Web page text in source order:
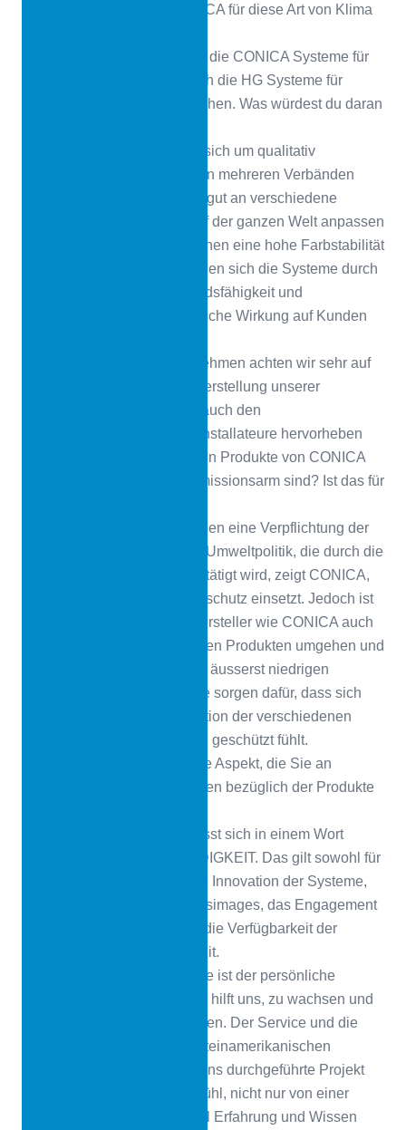
dass die Produkte von CONICA für diese Art von Klima
Sie kennen sowohl die CONICA Systeme für
Leichtathletikbahnen als auch die HG Systeme für
Hallen und Multifunktionsflächen. Was würdest du daran
Es handelt sich um qualitativ
hochwertige Systeme, die von mehreren Verbänden
zertifiziert sind, die sich sehr gut an verschiedene
klimatische Bedingungen auf der ganzen Welt anpassen
und die in extremen Klimazonen eine hohe Farbstabilität
aufweisen. Außerdem zeichnen sich die Systeme durch
ihre mechanische Widerstandsfähigkeit und
Langlebigkeit sowie die optische Wirkung auf Kunden
In unserem Unternehmen achten wir sehr auf
den Umweltaspekt bei der Herstellung unserer
Produkte, aber wir möchten auch den
Arbeitsschutzaspekt für die Installateure hervorheben
Wusstest du, dass die meisten Produkte von CONICA
lösungsmittelfrei und sehr emissionsarm sind? Ist das für
Wir alle haben eine Verpflichtung der
Umwelt gegenüber. Mit ihrer Umweltpolitik, die durch die
ISO 14001 Zertifizierung bestätigt wird, zeigt CONICA,
dass sie sich für den Umweltschutz einsetzt. Jedoch ist
es sehr wichtig, dass sich Hersteller wie CONICA auch
um die Menschen, die mit ihren Produkten umgehen und
damit arbeiten kümmern. Die äusserst niedrigen
Emissionswerte der Produkte sorgen dafür, dass sich
das Personal bei der Installation der verschiedenen
CONICA Systeme sicher und geschützt fühlt.
Gibt es noch andere Aspekt, die Sie an
CONICA hervorheben möchten bezüglich der Produkte
CONICA lässt sich in einem Wort
zusammenfassen BESTÄNDIGKEIT. Das gilt sowohl für
die Qualität der Produkte, die Innovation der Systeme,
die Pflege des Unternehmensimages, das Engagement
für die Umwelt und als auch die Verfügbarkeit der
Produkte innerhalb kurzer Zeit.
Als Installateur und als Kunde ist der persönliche
Service sehr wichtig, denn er hilft uns, zu wachsen und
mehr über CONICA zu erfahren. Der Service und die
Beratung, die wir von dem lateinamerikanischen
Verkaufsleiter für jedes von uns durchgeführte Projekt
erhalten, geben uns das Gefühl, nicht nur von einer
Marke, sondern auch von viel Erfahrung und Wissen